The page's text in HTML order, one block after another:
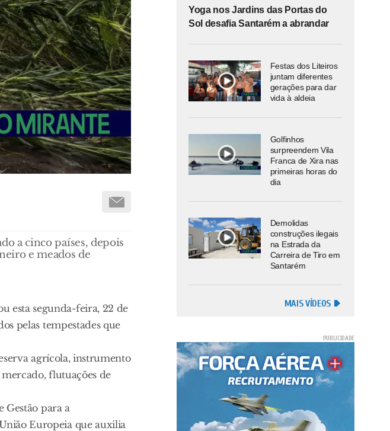
a cinco países, depois
e meados de
esta segunda-feira, 22 de
pelas tempestades que
agrícola, instrumento
flutuações de
para a
Europeia que auxilia
Yoga nos Jardins das Portas do
Sol desafia Santarém a abrandar
Festas dos Liteiros
juntam diferentes
gerações para dar
vida à aldeia
Golfinhos
surpreendem Vila
Franca de Xira nas
primeiras horas do
dia
Demolidas
construções ilegais
na Estrada da
Carreira de Tiro em
Santarém
MAIS VÍDEOS